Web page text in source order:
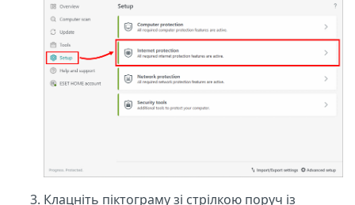
Клацніть піктограму зі стрілкою поруч із